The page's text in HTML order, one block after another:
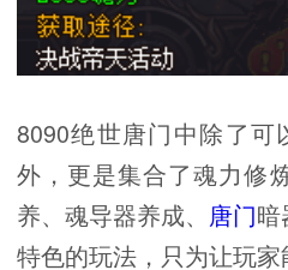
8090绝世唐门中除了可
外，更是集合了魂力修
养、魂导器养成、 唐门
特色的玩法，只为让玩